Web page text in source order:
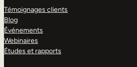
Témoignages clients
Blog
Événements
Webinaires
Études et rapports